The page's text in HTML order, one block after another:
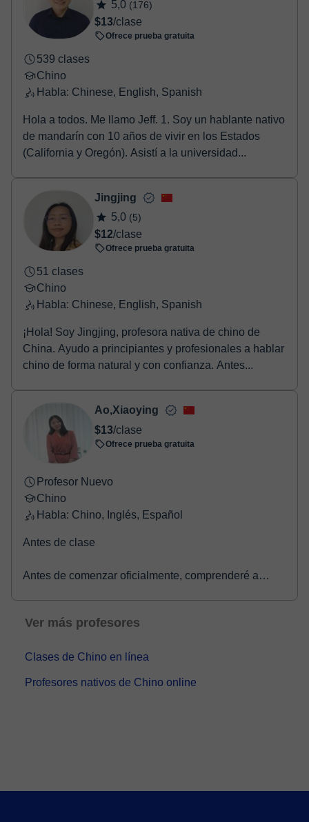
confirmación de la reserva.
5,0 (176)
$13/clase
Ofrece prueba gratuita
539 clases
Chino
Habla: Chinese, English, Spanish
Hola a todos. Me llamo Jeff. 1. Soy un hablante nativo
de mandarín con 10 años de vivir en los Estados
(California y Oregón). Asistí a la universidad...
Jingjing
5,0 (5)
$12/clase
Ofrece prueba gratuita
51 clases
Chino
Habla: Chinese, English, Spanish
¡Hola! Soy Jingjing, profesora nativa de chino de
China. Ayudo a principiantes y profesionales a hablar
chino de forma natural y con confianza. Antes...
Ao,Xiaoying
$13/clase
Ofrece prueba gratuita
Profesor Nuevo
Chino
Habla: Chino, Inglés, Español
Antes de clase
Antes de comenzar oficialmente, comprenderé a
Ver más profesores
Clases de Chino en línea
Profesores nativos de Chino online